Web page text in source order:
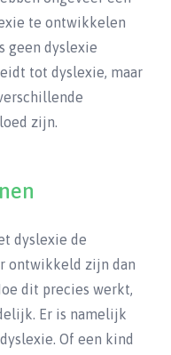
te ontwikkelen
geen dyslexie
tot dyslexie, maar
zijn.
dyslexie de
ontwikkeld zijn dan
dit precies werkt,
Er is namelijk
Of een kind